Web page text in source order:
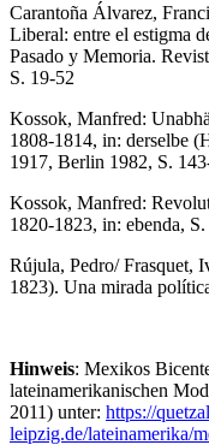
Carantoña Álvarez,
Liberal: entre el estigma
Pasado y Memoria.
S. 19-52
Kossok, Manfred:
1808-1814, in: derselbe
1917, Berlin 1982, S.
Kossok, Manfred:
1820-1823, in: ebenda,
Rújula, Pedro/ Frasquet,
1823). Una mirada
Hinweis: Mexikos
lateinamerikanischen
2011) unter: https://
leipzig.de/lateinamerika/